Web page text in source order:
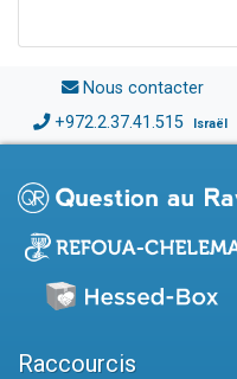
Nous contacter
+972.2.37.41.515 Israël
Raccourcis